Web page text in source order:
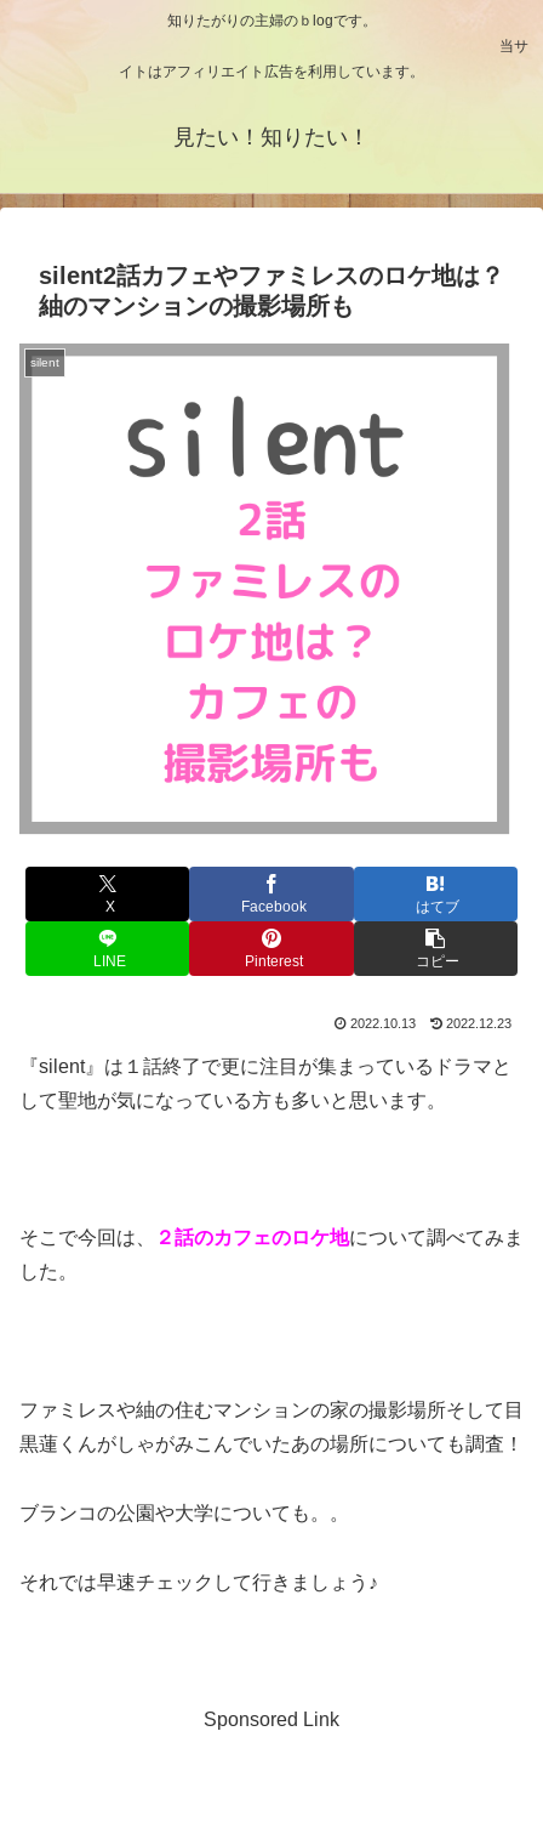
知りたがりの主婦のｂlogです。
当サ
イトはアフィリエイト広告を利用しています。
見たい！知りたい！
silent2話カフェやファミレスのロケ地は？
紬のマンションの撮影場所も
silent
X Facebook はてブ
LINE Pinterest コピー
2022.10.13 2022.12.23
『silent』は１話終了で更に注目が集まっているドラマと
して聖地が気になっている方も多いと思います。
そこで今回は、 ２話のカフェのロケ地について調べてみま
した。
ファミレスや紬の住むマンションの家の撮影場所そして目
黒蓮くんがしゃがみこんでいたあの場所についても調査！
ブランコの公園や大学についても。。
それでは早速チェックして行きましょう♪
Sponsored Link